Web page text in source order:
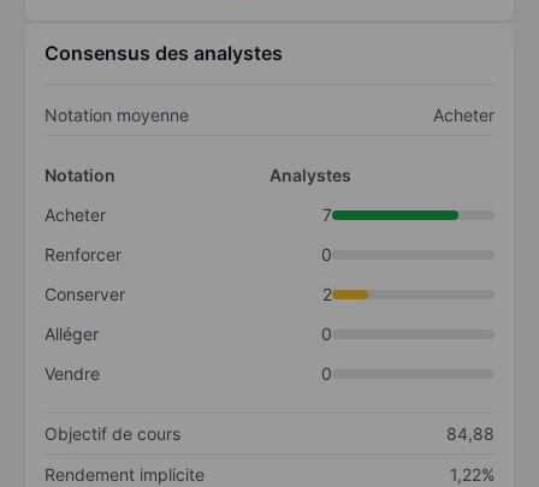
Consensus des analystes
Notation moyenne Acheter
Notation
Analystes
Acheter
7
Renforcer
0
Conserver
2
Alléger
0
Vendre
0
Objectif de cours
84,88
Rendement implicite
1,22%